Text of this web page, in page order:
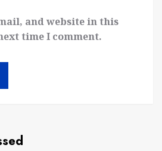
and website in this
time I comment.